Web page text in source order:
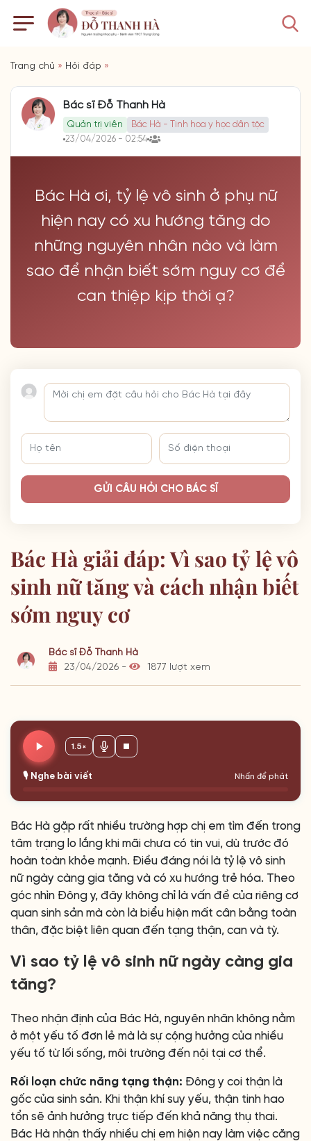
Trang chủ » Hỏi đáp »
Bác sĩ Đỗ Thanh Hà
Quản trị viên
Bác Hà - Tinh hoa y học dân tộc
23/04/2026 - 02:54
Bác Hà ơi, tỷ lệ vô sinh ở phụ nữ
hiện nay có xu hướng tăng do
những nguyên nhân nào và làm
sao để nhận biết sớm nguy cơ để
can thiệp kịp thời ạ?
GỬI CÂU HỎI CHO BÁC SĨ
Bác Hà giải đáp: Vì sao tỷ lệ vô
sinh nữ tăng và cách nhận biết
sớm nguy cơ
Bác sĩ Đỗ Thanh Hà
23/04/2026 -
1877 lượt xem
🎙️ Nghe bài viết Nhấn để phát
1.5×
Bác Hà gặp rất nhiều trường hợp chị em tìm đến trong
tâm trạng lo lắng khi mãi chưa có tin vui, dù trước đó
hoàn toàn khỏe mạnh. Điều đáng nói là tỷ lệ vô sinh
nữ ngày càng gia tăng và có xu hướng trẻ hóa. Theo
góc nhìn Đông y, đây không chỉ là vấn đề của riêng cơ
quan sinh sản mà còn là biểu hiện mất cân bằng toàn
thân, đặc biệt liên quan đến tạng thận, can và tỳ.
Vì sao tỷ lệ vô sinh nữ ngày càng gia
tăng?
Theo nhận định của Bác Hà, nguyên nhân không nằm
ở một yếu tố đơn lẻ mà là sự cộng hưởng của nhiều
yếu tố từ lối sống, môi trường đến nội tại cơ thể.
Rối loạn chức năng tạng thận: Đông y coi thận là
gốc của sinh sản. Khi thận khí suy yếu, thận tinh hao
tổn sẽ ảnh hưởng trực tiếp đến khả năng thụ thai.
Bác Hà nhận thấy nhiều chị em hiện nay làm việc căng